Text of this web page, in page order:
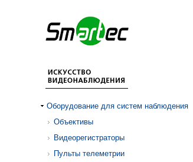
Оборудование для систем наблюдения
Объективы
Видеорегистраторы
Пульты телеметрии